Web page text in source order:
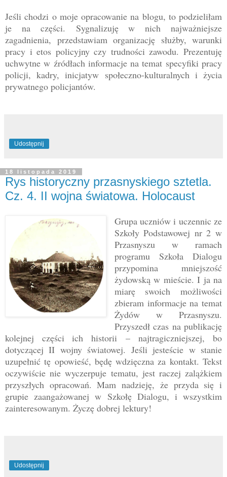
Jeśli chodzi o moje opracowanie na blogu, to podzieliłam
je na części. Sygnalizuję w nich najważniejsze
zagadnienia, przedstawiam organizację służby, warunki
pracy i etos policyjny czy trudności zawodu. Prezentuję
uchwytne w źródłach informacje na temat specyfiki pracy
policji, kadry, inicjatyw społeczno-kulturalnych i życia
prywatnego policjantów.
Udostępnij
18 listopada 2019
Rys historyczny przasnyskiego sztetla.
Cz. 4. II wojna światowa. Holocaust
Grupa uczniów i uczennic ze
Szkoły Podstawowej nr 2 w
Przasnyszu w ramach
programu Szkoła Dialogu
przypomina mniejszość
żydowską w mieście. I ja na
miarę swoich możliwości
zbieram informacje na temat
Żydów w Przasnyszu.
Przyszedł czas na publikację
kolejnej części ich historii – najtragiczniejszej, bo
dotyczącej II wojny światowej. Jeśli jesteście w stanie
uzupełnić tę opowieść, będę wdzięczna za kontakt. Tekst
oczywiście nie wyczerpuje tematu, jest raczej zalążkiem
przyszłych opracowań. Mam nadzieję, że przyda się i
grupie zaangażowanej w Szkołę Dialogu, i wszystkim
zainteresowanym. Życzę dobrej lektury!
Udostępnij